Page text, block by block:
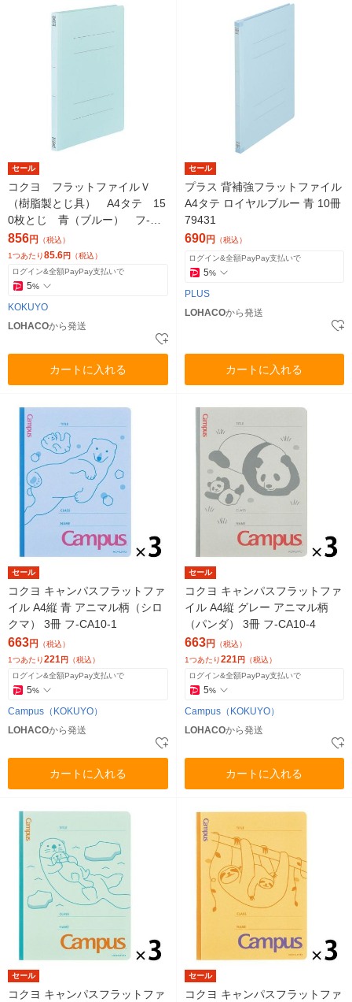
セール
コクヨ フラットファイルＶ
（樹脂製とじ具） A4タテ 15
0枚とじ 青（ブルー） フ-V1
0B 1袋（10冊入）
856円
（税込）
1つあたり85.6円 （税込）
ログイン&全額PayPay支払いで
5%
KOKUYO
LOHACOから発送
カートに入れる
セール
プラス 背補強フラットファイル
A4タテ ロイヤルブルー 青 10冊
79431
690円 （税込）
ログイン&全額PayPay支払いで
5%
PLUS
LOHACOから発送
カートに入れる
セール
コクヨ キャンパスフラットファ
イル A4縦 青 アニマル柄（シロ
クマ） 3冊 フ-CA10-1
663円 （税込）
1つあたり221円 （税込）
ログイン&全額PayPay支払いで
5%
Campus（KOKUYO）
LOHACOから発送
カートに入れる
セール
コクヨ キャンパスフラットファ
イル A4縦 グレー アニマル柄
（パンダ） 3冊 フ-CA10-4
663円 （税込）
1つあたり221 円 （税込）
ログイン&全額PayPay支払いで
5%
Campus（KOKUYO）
LOHACOから発送
カートに入れる
セール
コクヨ キャンパスフラットファ
セール
コクヨ キャンパスフラットファ